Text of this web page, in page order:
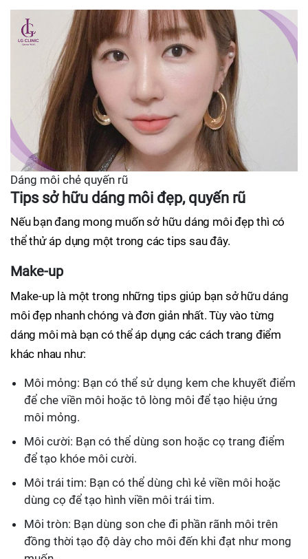
Dáng môi chẻ quyến rũ
Tips sở hữu dáng môi đẹp, quyến rũ
Nếu bạn đang mong muốn sở hữu dáng môi đẹp thì có
thể thử áp dụng một trong các tips sau đây.
Make-up
Make-up là một trong những tips giúp bạn sở hữu dáng
môi đẹp nhanh chóng và đơn giản nhất. Tùy vào từng
dáng môi mà bạn có thể áp dụng các cách trang điểm
khác nhau như:
Môi mỏng: Bạn có thể sử dụng kem che khuyết điểm
để che viền môi hoặc tô lòng môi để tạo hiệu ứng
môi mỏng.
Môi cười: Bạn có thể dùng son hoặc cọ trang điểm
để tạo khóe môi cười.
Môi trái tim: Bạn có thể dùng chì kẻ viền môi hoặc
dùng cọ để tạo hình viền môi trái tim.
Môi tròn: Bạn dùng son che đi phần rãnh môi trên
đồng thời tạo độ dày cho môi đến khi đạt như mong